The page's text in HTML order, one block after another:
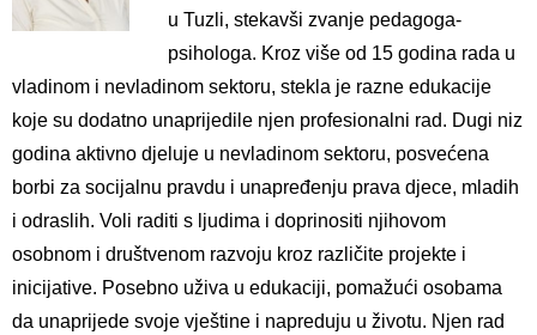
u Tuzli, stekavši zvanje pedagoga-
psihologa. Kroz više od 15 godina rada u
vladinom i nevladinom sektoru, stekla je razne edukacije
koje su dodatno unaprijedile njen profesionalni rad. Dugi niz
godina aktivno djeluje u nevladinom sektoru, posvećena
borbi za socijalnu pravdu i unapređenju prava djece, mladih
i odraslih. Voli raditi s ljudima i doprinositi njihovom
osobnom i društvenom razvoju kroz različite projekte i
inicijative. Posebno uživa u edukaciji, pomažući osobama
da unaprijede svoje vještine i napreduju u životu. Njen rad